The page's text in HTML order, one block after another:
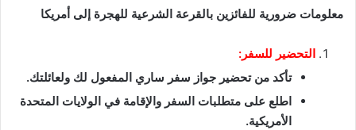
معلومات ضرورية للفائزين بالقرعة الشرعية للهجرة إلى أمريكا
التحضير للسفر:
تأكد من تحضير جواز سفر ساري المفعول لك ولعائلتك.
اطلع على متطلبات السفر والإقامة في الولايات المتحدة
الأمريكية.